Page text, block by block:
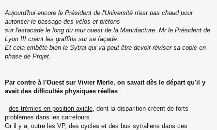
Aujourd'hui encore le Président de l'Université n'est pas chaud pour
autoriser le passage des vélos et piétons
sur l'estacade le long du mur ouest de la Manufacture. Mr le Président de
Lyon III craint les graffitis sur sa façade.
Et cela embête bien le Sytral qui va peut être devoir réviser sa copie en
phase de Projet.
Par contre à l'Ouest sur Vivier Merle, on savait dès le départ qu'il y
avait des difficultés physiques réelles :
- des trémies en position axiale , dont la disparition créent de forts
problèmes dans les carrefours.
Or il y a, outre les VP, des cycles et des bus sytraliens dans ces